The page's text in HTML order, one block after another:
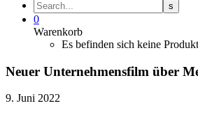
0
Warenkorb
Es befinden sich keine
Neuer Unternehmensfilm über
9. Juni 2022